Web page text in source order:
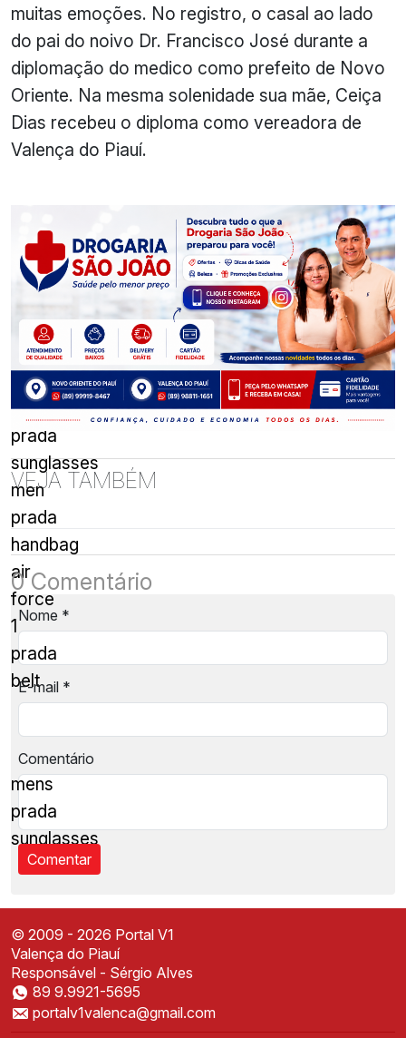
muitas emoções. No registro, o casal ao lado
do pai do noivo Dr. Francisco José durante a
diplomação do medico como prefeito de Novo
Oriente. Na mesma solenidade sua mãe, Ceiça
Dias recebeu o diploma como vereadora de
Valença do Piauí.
birkin
hermes
prezzo
prada
sunglasses
men
prada
handbag
air
force
1
prada
belt
mens
prada
sunglasses
VEJA TAMBÉM
0 Comentário
Nome *
E-mail *
Comentário
Instale o Portal V1
Acesse mais rápido direto da sua tela inicial
© 2009 - 2026 Portal V1
Valença do Piauí
Responsável - Sérgio Alves
89 9.9921-5695
portalv1valenca@gmail.com